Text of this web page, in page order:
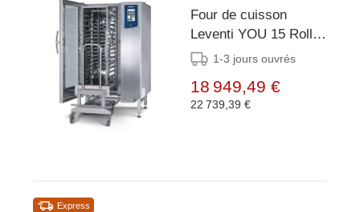
Four de cuisson
Leventi YOU 15 Roll-
in - 15x ET 40x60 -
de roulement et
chariot -
1-3 jours ouvrés
18 949,49 €
22 739,39 €
Express